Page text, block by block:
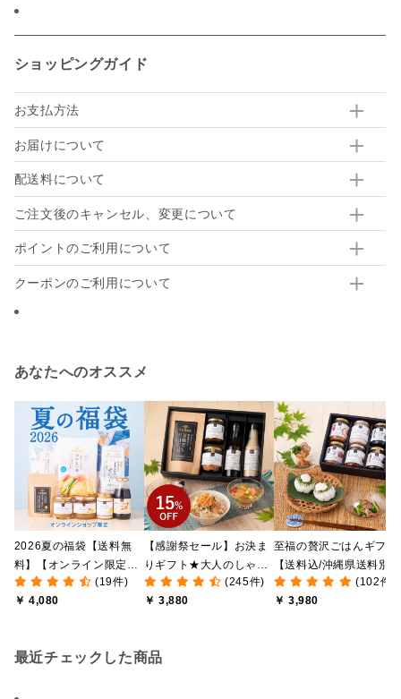
ショッピングガイド
お支払方法
お届けについて
配送料について
ご注文後のキャンセル、変更について
ポイントのご利用について
クーポンのご利用について
あなたへのオススメ
2026夏の福袋【送料無
料】【オンライン限定】
【ポイントキャンペーン
実施中】【のし・ラッピ
(19件)
￥ 4,080
【感謝祭セール】お決ま
りギフト★大人のしゃけ
しゃけめんたい入り【送
料込/沖縄県送料別途】
(245件)
￥ 3,880
至福の贅沢ごはんギフト
【送料込/沖縄県送料別
途】【化粧箱包装付/オン
ライン限定】
(102件)
￥ 3,980
最近チェックした商品